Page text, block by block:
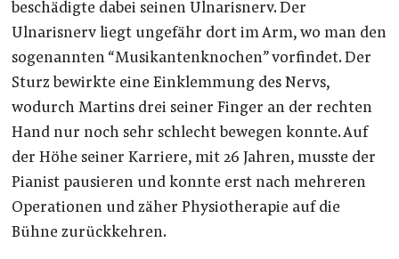
beschädigte dabei seinen Ulnarisnerv. Der
Ulnarisnerv liegt ungefähr dort im Arm, wo man den
sogenannten “Musikantenknochen” vorfindet. Der
Sturz bewirkte eine Einklemmung des Nervs,
wodurch Martins drei seiner Finger an der rechten
Hand nur noch sehr schlecht bewegen konnte. Auf
der Höhe seiner Karriere, mit 26 Jahren, musste der
Pianist pausieren und konnte erst nach mehreren
Operationen und zäher Physiotherapie auf die
Bühne zurückkehren.